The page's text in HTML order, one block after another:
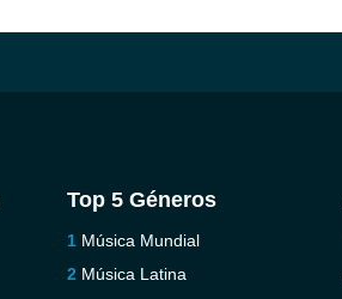
Top 5 Géneros
Música Mundial
Música Latina